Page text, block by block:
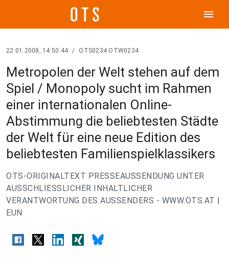
menu
22.01.2008, 14:50:44 / OTS0234 OTW0234
Metropolen der Welt stehen auf dem
Spiel / Monopoly sucht im Rahmen
einer internationalen Online-
Abstimmung die beliebtesten Städte
der Welt für eine neue Edition des
beliebtesten Familienspielklassikers
OTS-ORIGINALTEXT PRESSEAUSSENDUNG UNTER
AUSSCHLIESSLICHER INHALTLICHER
VERANTWORTUNG DES AUSSENDERS - WWW.OTS.AT |
EUN